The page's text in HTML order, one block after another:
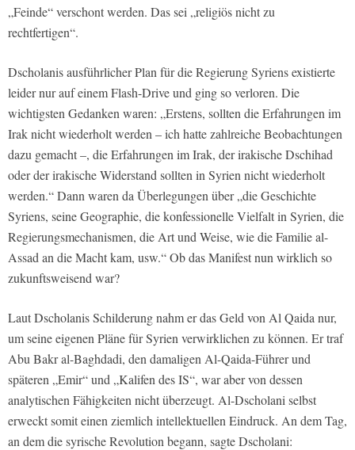
„Feinde“ verschont werden. Das sei „religiös nicht zu
rechtfertigen“.
Dscholanis ausführlicher Plan für die Regierung Syriens existierte
leider nur auf einem Flash-Drive und ging so verloren. Die
wichtigsten Gedanken waren: „Erstens, sollten die Erfahrungen im
Irak nicht wiederholt werden – ich hatte zahlreiche Beobachtungen
dazu gemacht –, die Erfahrungen im Irak, der irakische Dschihad
oder der irakische Widerstand sollten in Syrien nicht wiederholt
werden.“ Dann waren da Überlegungen über „die Geschichte
Syriens, seine Geographie, die konfessionelle Vielfalt in Syrien, die
Regierungsmechanismen, die Art und Weise, wie die Familie al-
Assad an die Macht kam, usw.“ Ob das Manifest nun wirklich so
zukunftsweisend war?
Laut Dscholanis Schilderung nahm er das Geld von Al Qaida nur,
um seine eigenen Pläne für Syrien verwirklichen zu können. Er traf
Abu Bakr al-Baghdadi, den damaligen Al-Qaida-Führer und
späteren „Emir“ und „Kalifen des IS“, war aber von dessen
analytischen Fähigkeiten nicht überzeugt. Al-Dscholani selbst
erweckt somit einen ziemlich intellektuellen Eindruck. An dem Tag,
an dem die syrische Revolution begann, sagte Dscholani: